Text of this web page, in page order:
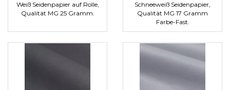
Weiß Seidenpapier auf Rolle,
Qualität MG 25 Gramm.
Schneeweiß Seidenpapier,
Qualität MG 17 Gramm
Farbe-Fast.